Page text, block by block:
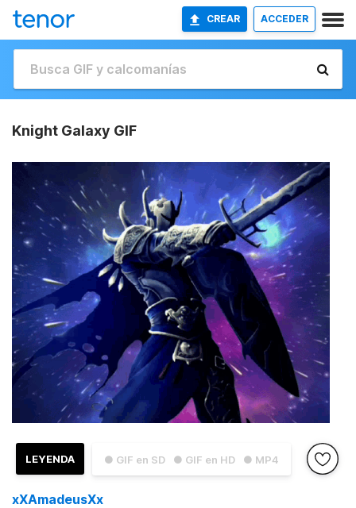
CREAR ACCEDER
Knight Galaxy GIF
● GIF en SD ● GIF en HD ● MP4
LEYENDA
xXAmadeusXx